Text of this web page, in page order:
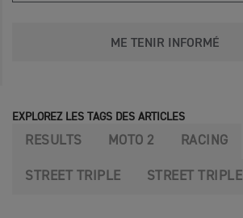
ME TENIR INFORMÉ
EXPLOREZ LES TAGS DES ARTICLES
RESULTS MOTO 2 RACING
STREET TRIPLE STREET TRIPLE